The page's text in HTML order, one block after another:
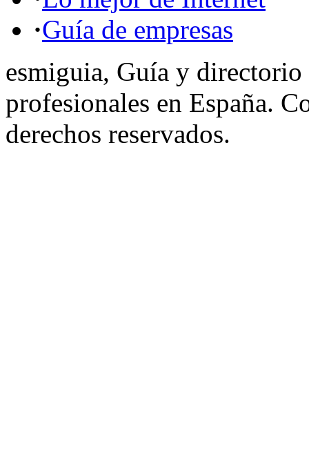
·Guía de empresas
esmiguia, Guía y directorio
profesionales en España.
derechos reservados.